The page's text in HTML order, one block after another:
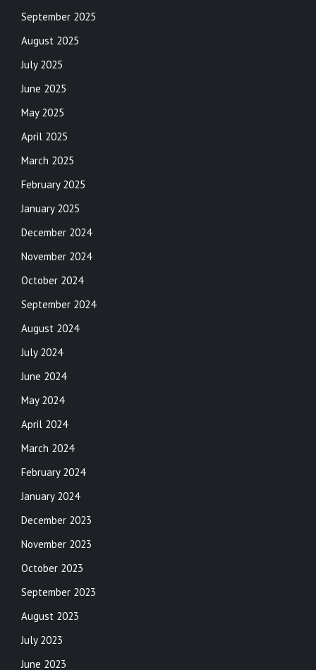
September 2025
August 2025
July 2025
June 2025
May 2025
April 2025
March 2025
February 2025
January 2025
December 2024
November 2024
October 2024
September 2024
August 2024
July 2024
June 2024
May 2024
April 2024
March 2024
February 2024
January 2024
December 2023
November 2023
October 2023
September 2023
August 2023
July 2023
June 2023